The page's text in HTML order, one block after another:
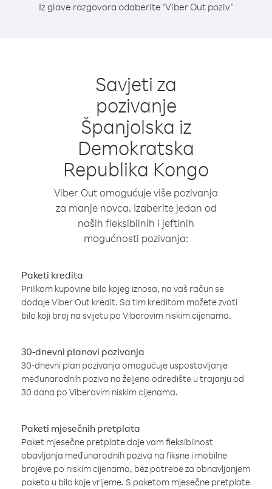
Iz glave razgovora odaberite "Viber Out poziv"
Savjeti za
pozivanje
Španjolska iz
Demokratska
Republika Kongo
Viber Out omogućuje više pozivanja
za manje novca. Izaberite jedan od
naših fleksibilnih i jeftinih
mogućnosti pozivanja:
Paketi kredita
Prilikom kupovine bilo kojeg iznosa, na vaš račun se
dodaje Viber Out kredit. Sa tim kreditom možete zvati
bilo koji broj na svijetu po Viberovim niskim cijenama.
30-dnevni planovi pozivanja
30-dnevni plan pozivanja omogućuje uspostavljanje
međunarodnih poziva na željeno odredište u trajanju od
30 dana po Viberovim niskim cijenama.
Paketi mjesečnih pretplata
Paket mjesečne pretplate daje vam fleksibilnost
obavljanja međunarodnih poziva na fiksne i mobilne
brojeve po niskim cijenama, bez potrebe za obnavljanjem
paketa u bilo koje vrijeme. S paketom mjesečne pretplate